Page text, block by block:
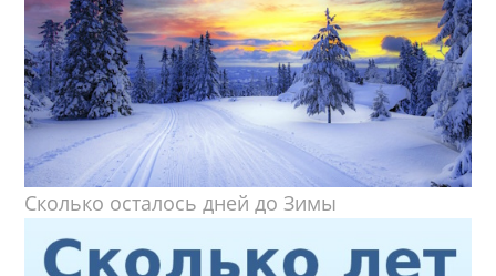
Сколько осталось дней до Зимы